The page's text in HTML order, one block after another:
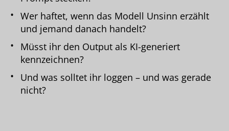
Wer haftet, wenn das Modell Unsinn erzählt
und jemand danach handelt?
Müsst ihr den Output als KI-generiert
kennzeichnen?
Und was solltet ihr loggen – und was gerade
nicht?